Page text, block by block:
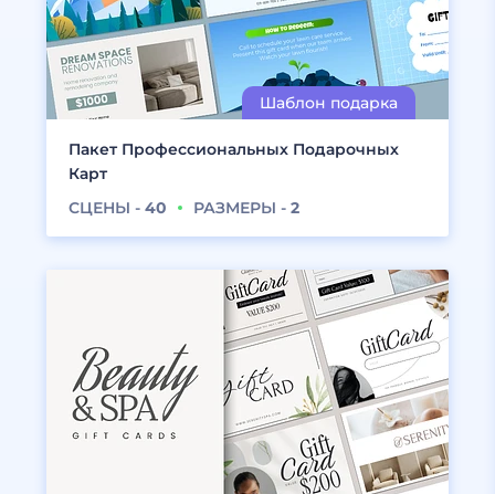
Пакет Профессиональных Подарочных
Карт
СЦЕНЫ - 40 РАЗМЕРЫ - 2